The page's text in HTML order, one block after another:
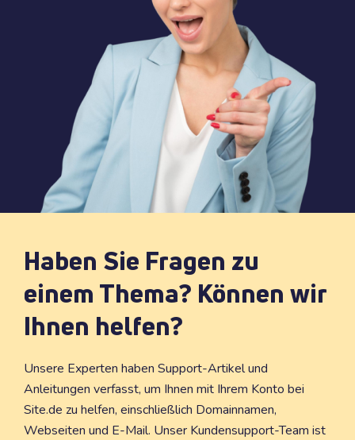
Haben Sie Fragen zu
einem Thema? Können wir
Ihnen helfen?
Unsere Experten haben Support-Artikel und
Anleitungen verfasst, um Ihnen mit Ihrem Konto bei
Site.de zu helfen, einschließlich Domainnamen,
Webseiten und E-Mail. Unser Kundensupport-Team ist